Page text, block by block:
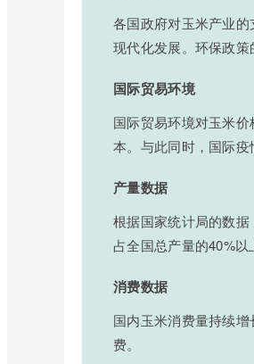
各国政府对玉米产业
现代化发展。环保政策
国际贸易环境
国际贸易环境对玉米
本。与此同时，国际疫
产量数据
根据国家统计局的数
占全国总产量的40%以
消费数据
国内玉米消费量持续
费。